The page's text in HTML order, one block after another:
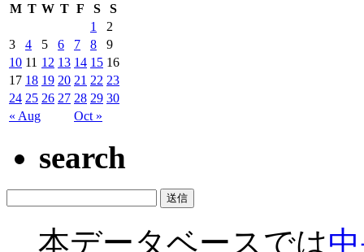
M T W T F S S
« Aug Oct »
1
2
3
4 5 6 7 8
9
10 11 12 13 14 15 16
17 18 19 20 21 22 23
24 25 26 27 28 29 30
search
本データベースでは